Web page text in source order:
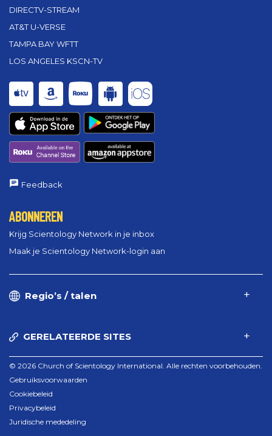
DIRECTV-STREAM
AT&T U-VERSE
TAMPA BAY WFTT
LOS ANGELES KSCN-TV
Feedback
ABONNEREN
Krijg Scientology Network in je inbox
Maak je Scientology Network-login aan
Regio’s / talen
GERELATEERDE SITES
© 2026 Church of Scientology International. Alle rechten voorbehouden.
Gebruiksvoorwaarden
Cookiebeleid
Privacybeleid
Juridische mededeling